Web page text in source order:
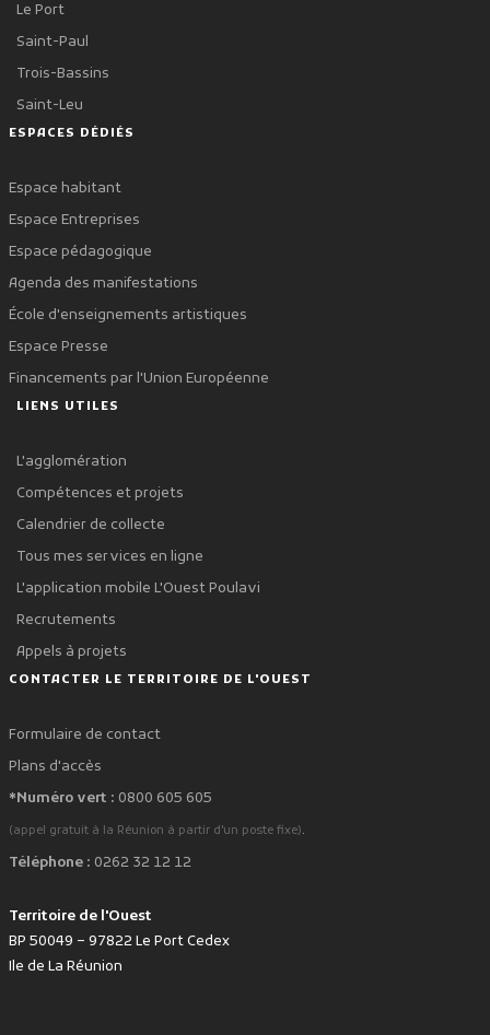
Le Port
Saint-Paul
Trois-Bassins
Saint-Leu
ESPACES DÉDIÉS
Espace habitant
Espace Entreprises
Espace pédagogique
Agenda des manifestations
École d'enseignements artistiques
Espace Presse
Financements par l'Union Européenne
LIENS UTILES
L'agglomération
Compétences et projets
Calendrier de collecte
Tous mes services en ligne
L'application mobile L'Ouest Poulavi
Recrutements
Appels à projets
CONTACTER LE TERRITOIRE DE L'OUEST
Formulaire de contact
Plans d'accès
*Numéro vert : 0800 605 605
(appel gratuit à la Réunion à partir d'un poste fixe).
Téléphone : 0262 32 12 12
Territoire de l'Ouest
BP 50049 – 97822 Le Port Cedex
Ile de La Réunion